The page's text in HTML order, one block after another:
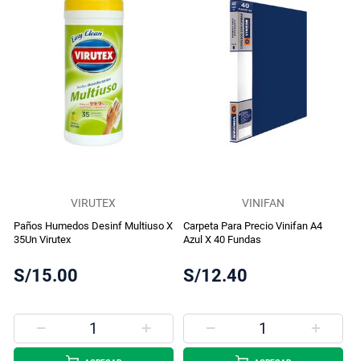
VIRUTEX
Paños Humedos Desinf Multiuso X
35Un Virutex
S/15.00
VINIFAN
Carpeta Para Precio Vinifan A4
Azul X 40 Fundas
S/12.40